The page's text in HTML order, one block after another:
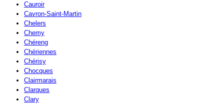
Cauroir
Cavron-Saint-Martin
Chelers
Chemy
Chéreng
Chériennes
Chérisy
Chocques
Clairmarais
Clarques
Clary